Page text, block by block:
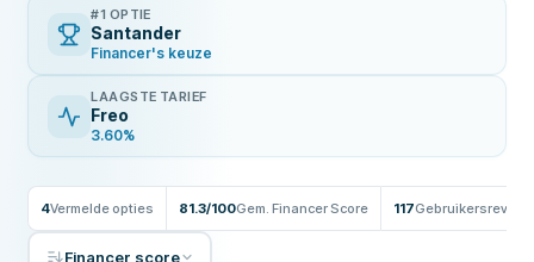
#1 OPTIE
Santander
Financer's keuze
LAAGSTE TARIEF
Freo
3.60%
4Vermelde opties 81.3/100Gem. Financer Score 117
Financer score